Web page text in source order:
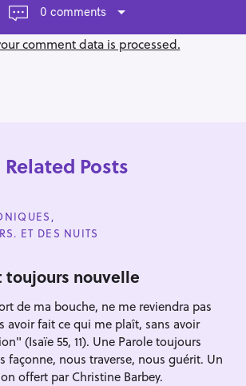
0 comments
comment data is processed.
Related Posts
ET DES NUITS
toujours nouvelle
de ma bouche, ne me reviendra pas
avoir fait ce qui me plaît, sans avoir
(Isaïe 55, 11). Une Parole toujours
façonne, nous traverse, nous guérit. Un
offert par Christine Barbey.
Press Esc to cancel.